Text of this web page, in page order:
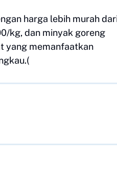
harga lebih murah
kg, dan minyak goreng
yang memanfaatkan